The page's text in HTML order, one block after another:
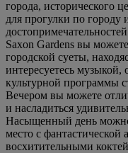
города, исторического
для прогулки по городу
Saxon Gardens вы
городской суеты,
интересуетесь
культурной программы
Вечером вы можете
и насладиться
Насыщенный день
место с
восхитительными